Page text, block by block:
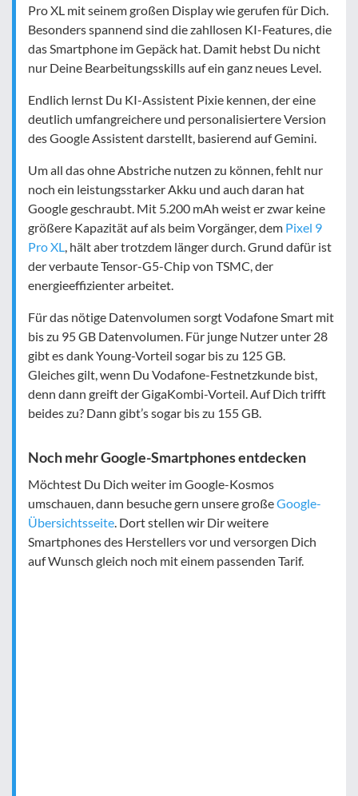
Pro XL mit seinem großen Display wie gerufen für Dich.
Besonders spannend sind die zahllosen KI-Features, die
das Smartphone im Gepäck hat. Damit hebst Du nicht
nur Deine Bearbeitungsskills auf ein ganz neues Level.
Endlich lernst Du KI-Assistent Pixie kennen, der eine
deutlich umfangreichere und personalisiertere Version
des Google Assistent darstellt, basierend auf Gemini.
Um all das ohne Abstriche nutzen zu können, fehlt nur
noch ein leistungsstarker Akku und auch daran hat
Google geschraubt. Mit 5.200 mAh weist er zwar keine
größere Kapazität auf als beim Vorgänger, dem Pixel 9
Pro XL, hält aber trotzdem länger durch. Grund dafür ist
der verbaute Tensor-G5-Chip von TSMC, der
energieeffizienter arbeitet.
Für das nötige Datenvolumen sorgt Vodafone Smart mit
bis zu 95 GB Datenvolumen. Für junge Nutzer unter 28
gibt es dank Young-Vorteil sogar bis zu 125 GB.
Gleiches gilt, wenn Du Vodafone-Festnetzkunde bist,
denn dann greift der GigaKombi-Vorteil. Auf Dich trifft
beides zu? Dann gibt’s sogar bis zu 155 GB.
Noch mehr Google-Smartphones entdecken
Möchtest Du Dich weiter im Google-Kosmos
umschauen, dann besuche gern unsere großeGoogle-
Übersichtsseite. Dort stellen wir Dir weitere
Smartphones des Herstellers vor und versorgen Dich
auf Wunsch gleich noch mit einem passenden Tarif.